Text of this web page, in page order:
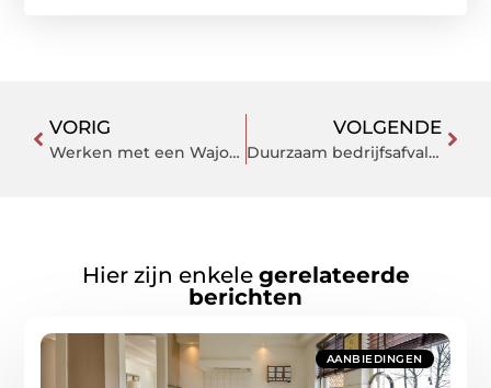
VORIG
Werken met een Wajong tijdens je studie
VOLGENDE
Duurzaam bedrijfsafvalbeheer met rolcontainers
Hier zijn enkele gerelateerde
berichten
AANBIEDINGEN